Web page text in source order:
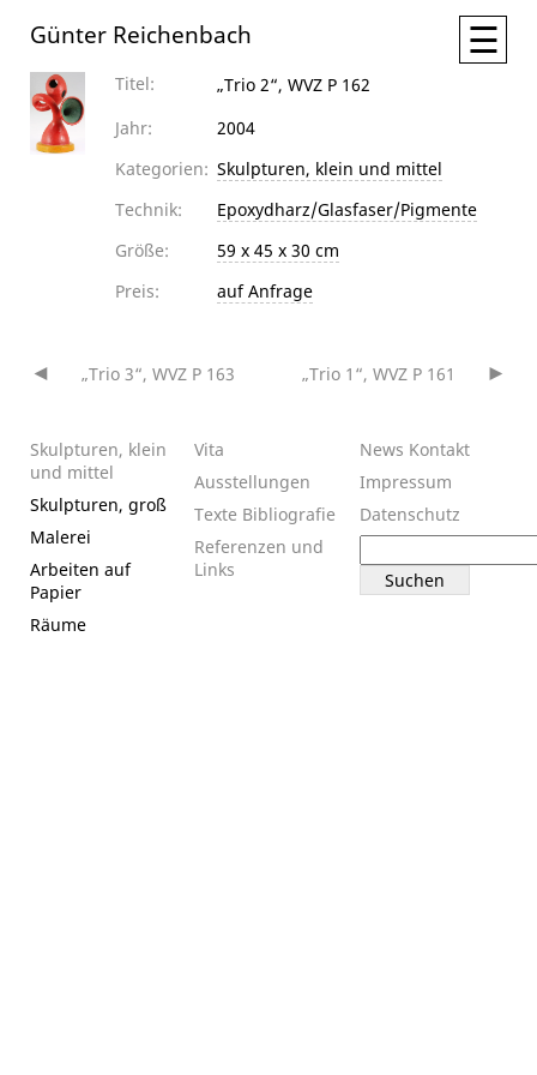
Günter Reichenbach ☰
Titel:
„Trio 2“, WVZ P 162
Jahr:
2004
Kategorien: Skulpturen, klein und mittel
Technik:
Epoxydharz/Glasfaser/Pigmente
Größe:
59 x 45 x 30 cm
Preis:
auf Anfrage
Beitragsnavigation
„Trio 3“, WVZ P 163 „Trio 1“, WVZ P 161
Skulpturen, klein
und mittel
Skulpturen, groß
Malerei
Arbeiten auf
Papier
Räume
Vita
Ausstellungen
Texte Bibliografie
Referenzen und
Links
News Kontakt
Impressum
Datenschutz
nach: